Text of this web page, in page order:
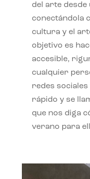
del arte desde
conectándola
cultura y el
objetivo es
accesible,
cualquier
redes
rápido y se
que nos diga
verano para